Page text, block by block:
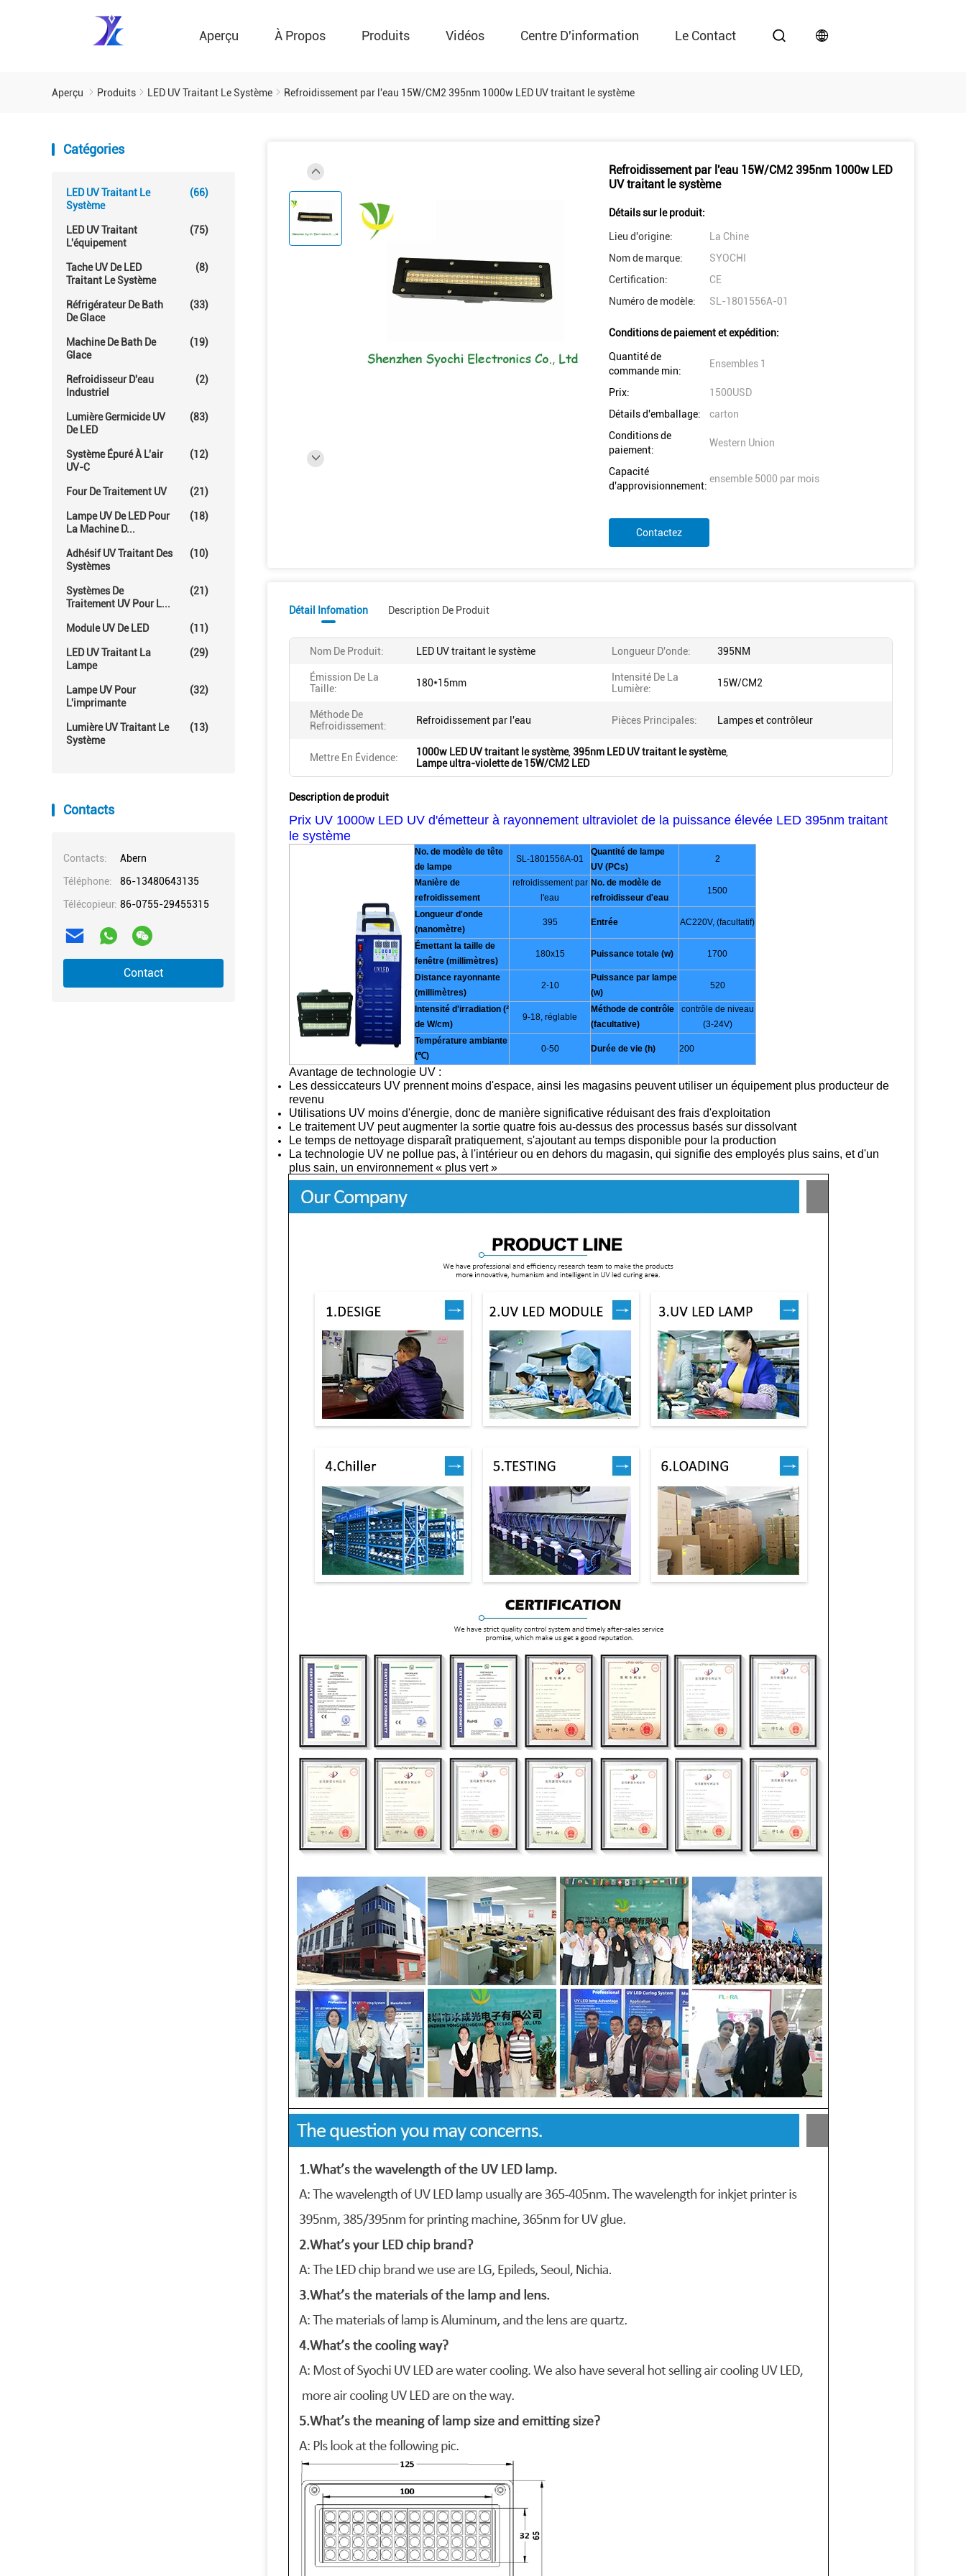
Aperçu À Propos Produits Vidéos Centre D'information Le Contact
Aperçu Produits LED UV Traitant Le Système Refroidissement par l'eau 15W/CM2 395nm 1000w LED UV traitant le système
Catégories
LED UV Traitant Le
Système
(66)
LED UV Traitant
L'équipement
(75)
Tache UV De LED
Traitant Le Système
(8)
Réfrigérateur De Bath
De Glace
(33)
Machine De Bath De
Glace
(19)
Refroidisseur D'eau
Industriel
(2)
Lumière Germicide UV
De LED
(83)
Système Épuré À L'air
UV-C
(12)
Four De Traitement UV (21)
Lampe UV De LED Pour
La Machine D...
(18)
Adhésif UV Traitant Des
Systèmes
(10)
Systèmes De
Traitement UV Pour L...
(21)
Module UV De LED (11)
LED UV Traitant La
Lampe
(29)
Lampe UV Pour
L'imprimante
(32)
Lumière UV Traitant Le
Système
(13)
Contacts
Contacts:
Abern
Téléphone:
86-13480643135
Télécopieur: 86-0755-29455315
Contact
Refroidissement par l'eau 15W/CM2 395nm 1000w LED
UV traitant le système
Détails sur le produit:
Lieu d'origine:
La Chine
Nom de marque:
SYOCHI
Certification:
CE
Numéro de modèle:
SL-1801556A-01
Conditions de paiement et expédition:
Quantité de
commande min:
Ensembles 1
Prix:
1500USD
Détails d'emballage:
carton
Conditions de
paiement:
Western Union
Capacité
d'approvisionnement:
ensemble 5000 par mois
Contactez
Détail Infomation Description De Produit
Nom De Produit: LED UV traitant le système Longueur D'onde: 395NM
Émission De La
Taille:
180*15mm
Intensité De La
Lumière:
15W/CM2
Méthode De
Refroidissement:
Refroidissement par l'eau Pièces Principales: Lampes et contrôleur
Mettre En Évidence: 1000w LED UV traitant le système, 395nm LED UV traitant le système,
Lampe ultra-violette de 15W/CM2 LED
Description de produit
Prix UV 1000w LED UV d'émetteur à rayonnement ultraviolet de la puissance élevée LED 395nm traitant
le système
No. de modèle de tête
de lampe
SL-1801556A-01
Quantité de lampe
UV (PCs)
2
Manière de
refroidissement
refroidissement par
l'eau
No. de modèle de
refroidisseur d'eau
1500
Longueur d'onde
(nanomètre)
395 Entrée AC220V, (facultatif)
Émettant la taille de
fenêtre (millimètres)
180x15 Puissance totale (w) 1700
Distance rayonnante
(millimètres)
2-10
Puissance par lampe
(w)
520
Intensité d'irradiation (²
de W/cm)
9-18, réglable
Méthode de contrôle
(facultative)
contrôle de niveau
(3-24V)
Température ambiante
(℃)
0-50 Durée de vie (h) 200
Avantage de technologie UV :
Les dessiccateurs UV prennent moins d'espace, ainsi les magasins peuvent utiliser un équipement plus producteur de
revenu
Utilisations UV moins d'énergie, donc de manière significative réduisant des frais d'exploitation
Le traitement UV peut augmenter la sortie quatre fois au-dessus des processus basés sur dissolvant
Le temps de nettoyage disparaît pratiquement, s'ajoutant au temps disponible pour la production
La technologie UV ne pollue pas, à l'intérieur ou en dehors du magasin, qui signifie des employés plus sains, et d'un
plus sain, un environnement « plus vert »